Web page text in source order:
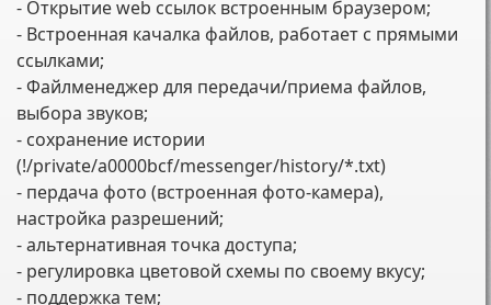
- Открытие web ссылок встроенным браузером;
- Встроенная качалка файлов, работает с прямыми
ссылками;
- Файлменеджер для передачи/приема файлов,
выбора звуков;
- сохранение истории
(!/private/a0000bcf/messenger/history/*.txt)
- пердача фото (встроенная фото-камера),
настройка разрешений;
- альтернативная точка доступа;
- регулировка цветовой схемы по своему вкусу;
- поддержка тем;